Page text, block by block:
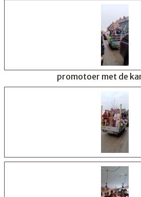
promotoer met de